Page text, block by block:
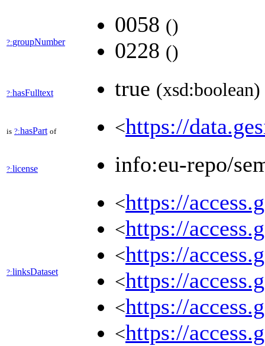
?:groupNumber
0058 ()
0228 ()
?:hasFulltext true (xsd:boolean)
is ?:hasPart of <https://
?:license info:eu-repo/
?:linksDataset
<https://
<https://
<https://
<https://
<https://
<https://